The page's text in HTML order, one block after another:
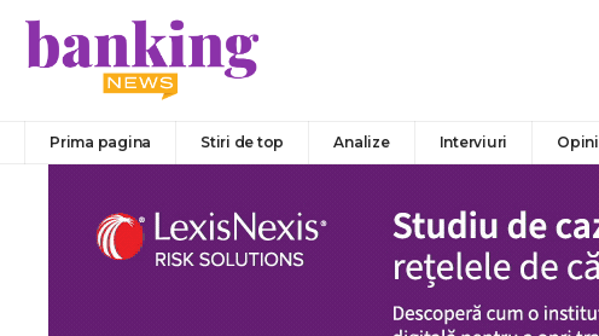
Prima pagina Stiri de top Analize Interviuri